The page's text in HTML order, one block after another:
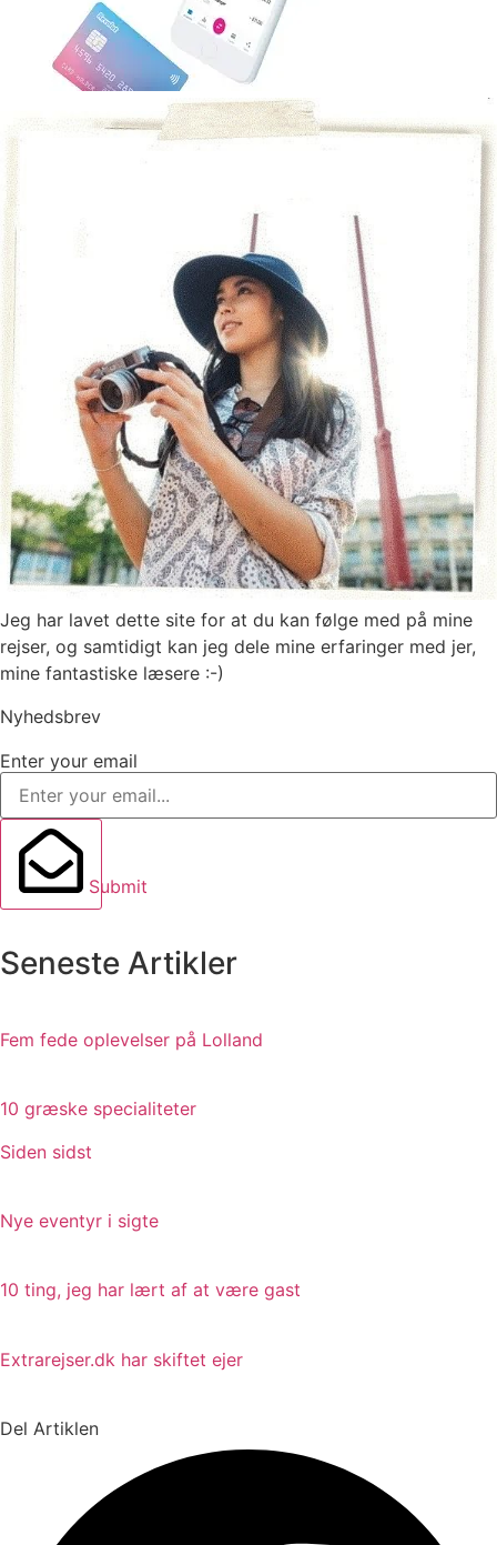
Jeg har lavet dette site for at du kan følge med på mine
rejser, og samtidigt kan jeg dele mine erfaringer med jer,
mine fantastiske læsere :-)
Nyhedsbrev
Enter your email
Submit
Seneste Artikler
Fem fede oplevelser på Lolland
10 græske specialiteter
Siden sidst
Nye eventyr i sigte
10 ting, jeg har lært af at være gast
Extrarejser.dk har skiftet ejer
Del Artiklen